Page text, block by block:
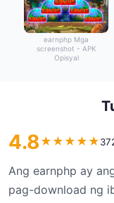
earnphp Mga
screenshot - APK
Opisyal
4.8★ ★ ★ ★ ★
Ang earnphp ay
pag-download ng